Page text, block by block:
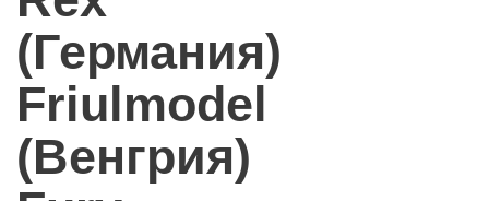
(Германия)
Friulmodel
(Венгрия)